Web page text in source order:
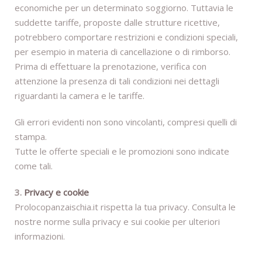
economiche per un determinato soggiorno. Tuttavia le
suddette tariffe, proposte dalle strutture ricettive,
potrebbero comportare restrizioni e condizioni speciali,
per esempio in materia di cancellazione o di rimborso.
Prima di effettuare la prenotazione, verifica con
attenzione la presenza di tali condizioni nei dettagli
riguardanti la camera e le tariffe.
Gli errori evidenti non sono vincolanti, compresi quelli di
stampa.
Tutte le offerte speciali e le promozioni sono indicate
come tali.
3. Privacy e cookie
Prolocopanzaischia.it rispetta la tua privacy. Consulta le
nostre norme sulla privacy e sui cookie per ulteriori
informazioni.